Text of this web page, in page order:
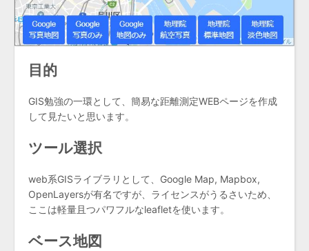
目的
GIS勉強の一環として、簡易な距離測定WEBページを作成
して見たいと思います。
ツール選択
web系GISライブラリとして、Google Map, Mapbox,
OpenLayersが有名ですが、ライセンスがうるさいため、
ここは軽量且つパワフルなleafletを使います。
ベース地図